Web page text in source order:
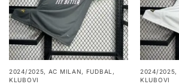
2024/2025, AC MILAN, FUDBAL ,
KLUBOVI
2024/2025,
KLUBOVI